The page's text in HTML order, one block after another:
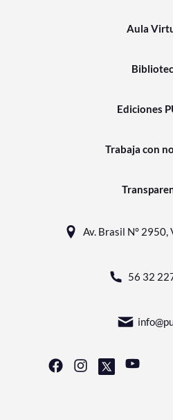
Aula
Ediciones
Trabaja con
Av. Brasil N° 2950,
56 32